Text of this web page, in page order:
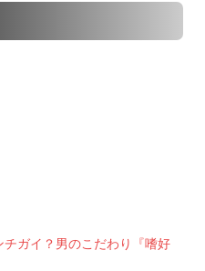
ガイ？男のこだわり『嗜好